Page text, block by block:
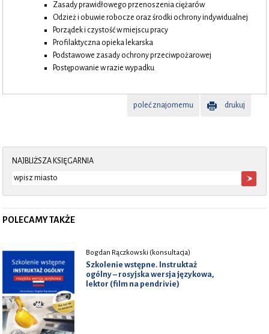
Zasady prawidłowego przenoszenia ciężarów
Odzież i obuwie robocze oraz środki ochrony indywidualnej
Porządek i czystość w miejscu pracy
Profilaktyczna opieka lekarska
Podstawowe zasady ochrony przeciwpożarowej
Postępowanie w razie wypadku
poleć znajomemu drukuj
NAJBLIŻSZA KSIĘGARNIA
POLECAMY TAKŻE
Bogdan Rączkowski (konsultacja)
Szkolenie wstępne. Instruktaż
ogólny – rosyjska wersja językowa,
lektor (film na pendrivie)